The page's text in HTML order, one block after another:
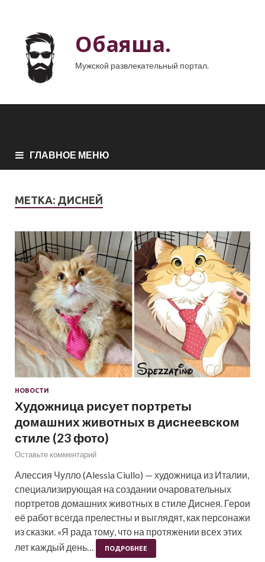
Обаяша.
Мужской развлекательный портал.
ГЛАВНОЕ МЕНЮ
МЕТКА: ДИСНЕЙ
НОВОСТИ
Художница рисует портреты
домашних животных в диснеевском
стиле (23 фото)
Оставьте комментарий
Алессия Чулло (Alessia Ciullo) — художница из Италии,
специализирующая на создании очаровательных
портретов домашних животных в стиле Диснея. Герои
её работ всегда прелестны и выглядят, как персонажи
из сказки. «Я рада тому, что на протяжении всех этих
лет каждый день…
ПОДРОБНЕЕ